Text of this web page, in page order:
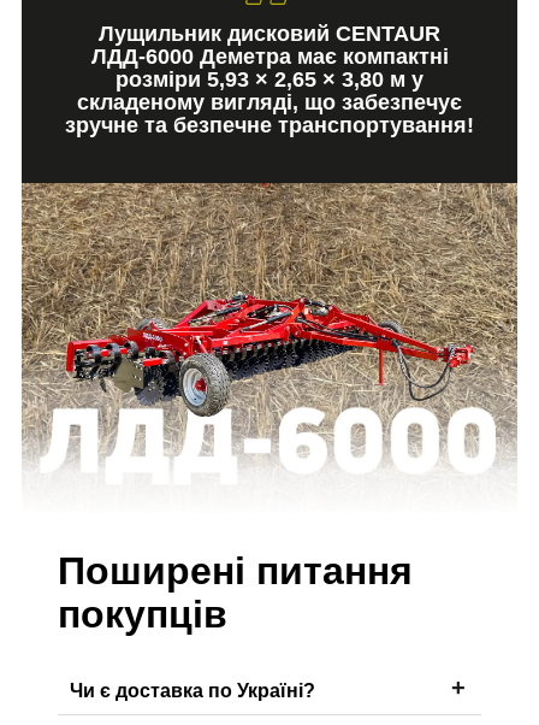
Лущильник дисковий CENTAUR
ЛДД-6000 Деметра має компактні
розміри 5,93 × 2,65 × 3,80 м у
складеному вигляді, що забезпечує
зручне та безпечне транспортування!
Поширені питання
покупців
Чи є доставка по Україні?